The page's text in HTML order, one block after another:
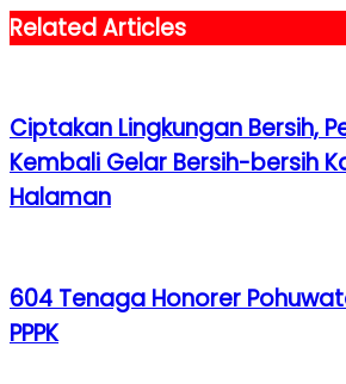
Related Articles
Ciptakan Lingkungan Bersih,
Kembali Gelar Bersih-bersih
Halaman
604 Tenaga Honorer
PPPK